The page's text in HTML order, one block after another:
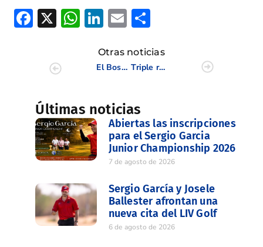
Facebook
X WhatsApp
LinkedIn
Email
Otras noticias
El Bosque conquista el Campeonato Interclubes Masculino de la CV 2026
Triple representación en los Europeos por Equipos con Balma Dávalos, Carlota López y Raúl Gómez
Últimas noticias
Abiertas las inscripciones
para el Sergio Garcia
Junior Championship 2026
7 de agosto de 2026
Sergio García y Josele
Ballester afrontan una
nueva cita del LIV Golf
6 de agosto de 2026